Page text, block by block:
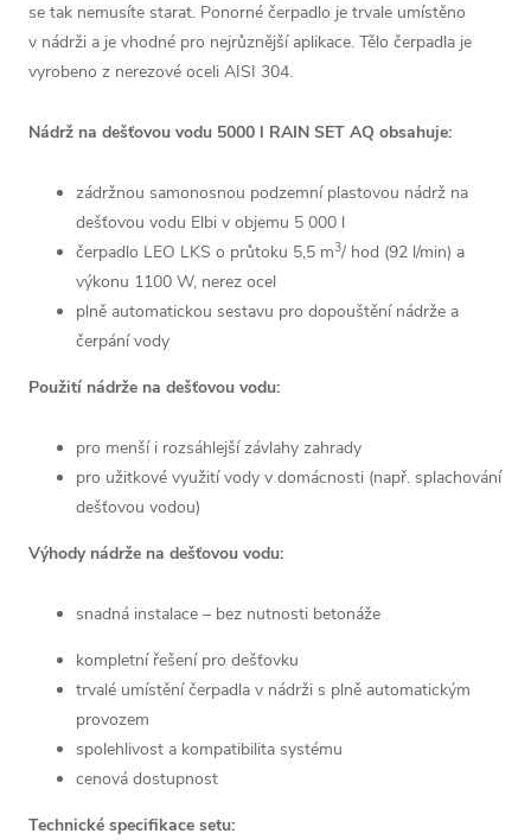
se tak nemusíte starat. Ponorné čerpadlo je trvale umístěno
v nádrži a je vhodné pro nejrůznější aplikace. Tělo čerpadla je
vyrobeno z nerezové oceli AISI 304.
Nádrž na dešťovou vodu 5000 l RAIN SET AQ obsahuje:
zádržnou samonosnou podzemní plastovou nádrž na
dešťovou vodu Elbi v objemu 5 000 l
čerpadlo LEO LKS o průtoku 5,5 m3/ hod (92 l/min) a
výkonu 1100 W, nerez ocel
plně automatickou sestavu pro dopouštění nádrže a
čerpání vody
Použití nádrže na dešťovou vodu:
pro menší i rozsáhlejší závlahy zahrady
pro užitkové využití vody v domácnosti (např. splachování
dešťovou vodou)
Výhody nádrže na dešťovou vodu:
snadná instalace – bez nutnosti betonáže
kompletní řešení pro dešťovku
trvalé umístění čerpadla v nádrži s plně automatickým
provozem
spolehlivost a kompatibilita systému
cenová dostupnost
Technické specifikace setu: